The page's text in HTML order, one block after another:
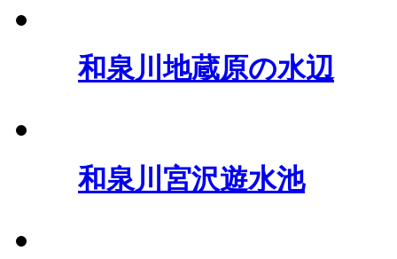
和泉川地蔵原の水辺
和泉川宮沢遊水池